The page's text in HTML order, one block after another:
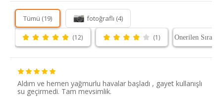
Tümü (19) fotoğraflı (4)
(12) (1)
Aldım ve hemen yağmurlu havalar başladı , gayet kullanışlı
su geçirmedi. Tam mevsimlik.